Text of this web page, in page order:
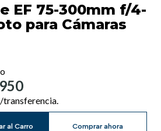
EF 75-300mm f/4-
para Cámaras
al Carro Comprar ahora